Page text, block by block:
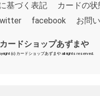
基づく表記
カードの
facebook お問
カードショップあずまや
(c) カードショップあずまや all rights reserved.